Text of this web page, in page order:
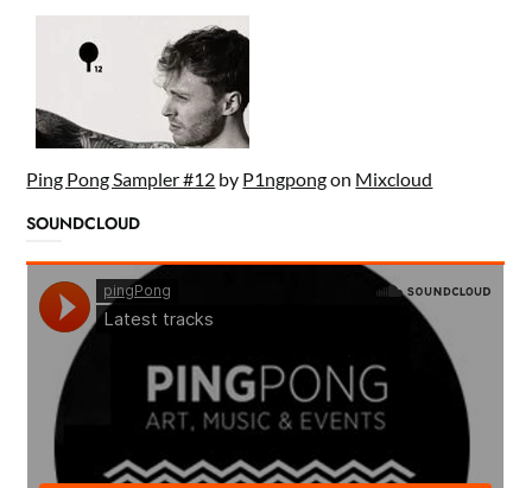
Ping Pong Sampler #12 by P1ngpongon Mixcloud
SOUNDCLOUD